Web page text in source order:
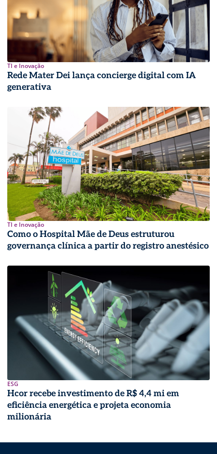
TI e Inovação
Rede Mater Dei lança concierge digital com IA
generativa
TI e Inovação
Como o Hospital Mãe de Deus estruturou
governança clínica a partir do registro anestésico
ESG
Hcor recebe investimento de R$ 4,4 mi em
eficiência energética e projeta economia
milionária